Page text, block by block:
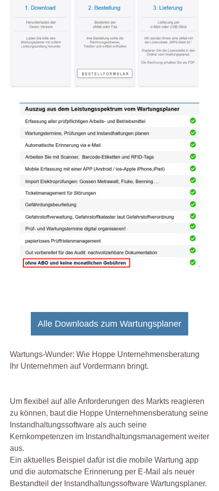
Alle Downloads zum Wartungsplaner
Wartungs-Wunder: Wie Hoppe Unternehmensberatung
Ihr Unternehmen auf Vordermann bringt.
Um flexibel auf alle Anforderungen des Markts reagieren
zu können, baut die Hoppe Unternehmensberatung seine
Instandhaltungssoftware als auch seine
Kernkompetenzen im Instandhaltungsmanagement weiter
aus.
Ein aktuelles Beispiel dafür ist die mobile Wartung app
und die automatsche Erinnerung per E-Mail als neuer
Bestandteil der Instandhaltungssoftware Wartungsplaner.